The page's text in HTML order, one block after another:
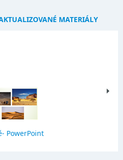
MATERIÁLY
PowerPoint